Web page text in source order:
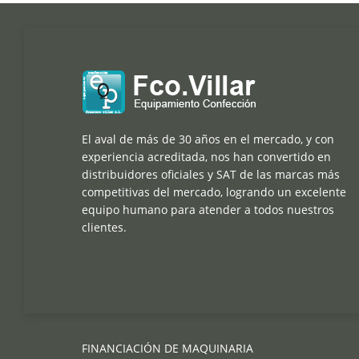
El aval de más de 30 años en el mercado, y con
experiencia acreditada, nos han convertido en
distribuidores oficiales y SAT de las marcas más
competitivas del mercado, logrando un excelente
equipo humano para atender a todos nuestros
clientes.
FINANCIACIÓN DE MAQUINARIA